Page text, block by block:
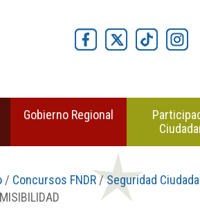
Gobierno Regional
/ Concursos FNDR /Seguridad